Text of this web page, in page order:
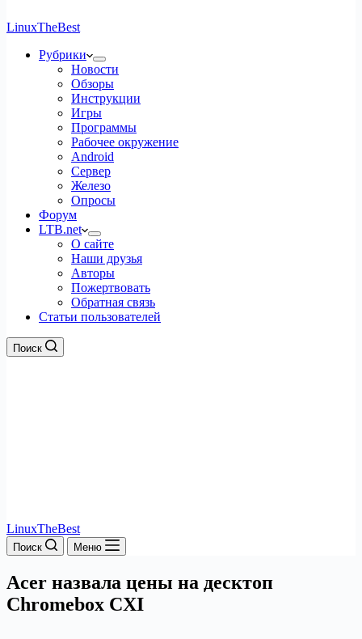
LinuxTheBest
Рубрики
Новости
Обзоры
Инструкции
Игры
Программы
Рабочее окружение
Android
Сервер
Железо
Опросы
Форум
LTB.net
О сайте
Наши друзья
Авторы
Пожертвовать
Обратная связь
Статьи пользователей
Поиск
LinuxTheBest
Поиск Меню
Acer назвала цены на десктоп
Chromebox CXI